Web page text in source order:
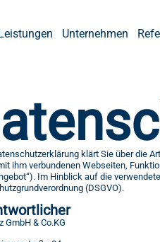
Unternehmen
klärt Sie über die
ihm verbundenen Webseiten,
Im Hinblick auf die
(DSGVO).
GmbH & Co.KG